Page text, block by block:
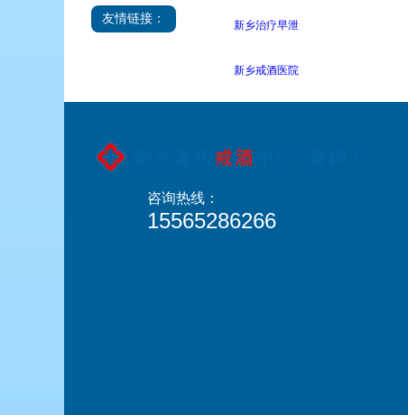
友情链接： 新乡治疗早泄
新乡戒酒医院
咨询热线：
15565286266